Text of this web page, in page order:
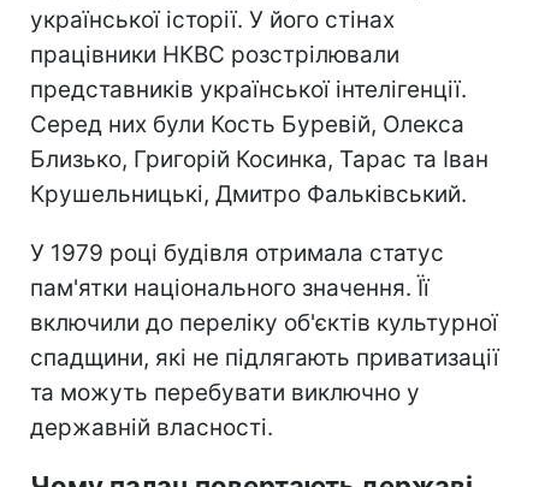
української історії. У його стінах
працівники НКВС розстрілювали
представників української інтелігенції.
Серед них були Кость Буревій, Олекса
Близько, Григорій Косинка, Тарас та Іван
Крушельницькі, Дмитро Фальківський.
У 1979 році будівля отримала статус
пам'ятки національного значення. Її
включили до переліку об'єктів культурної
спадщини, які не підлягають приватизації
та можуть перебувати виключно у
державній власності.